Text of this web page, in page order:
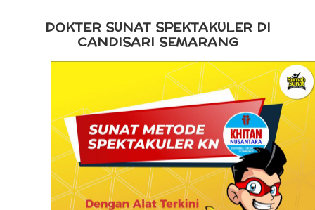
DOKTER SUNAT SPEKTAKULER DI
CANDISARI SEMARANG